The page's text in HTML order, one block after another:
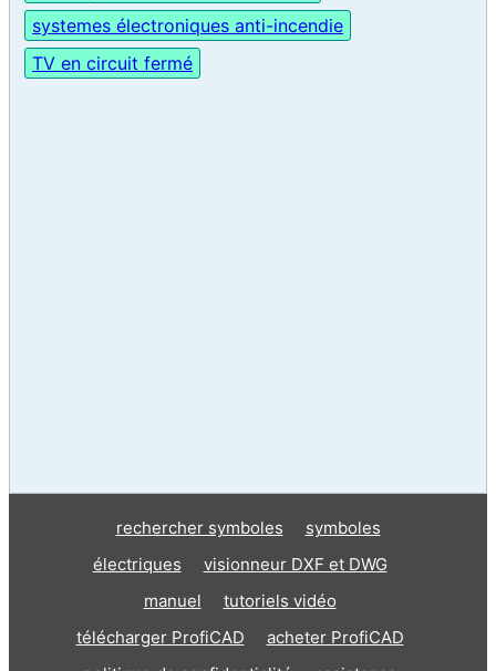
systemes électroniques anti-incendie
TV en circuit fermé
rechercher symboles
symboles
électriques
visionneur DXF et DWG
manuel
tutoriels vidéo
télécharger ProfiCAD
acheter ProfiCAD